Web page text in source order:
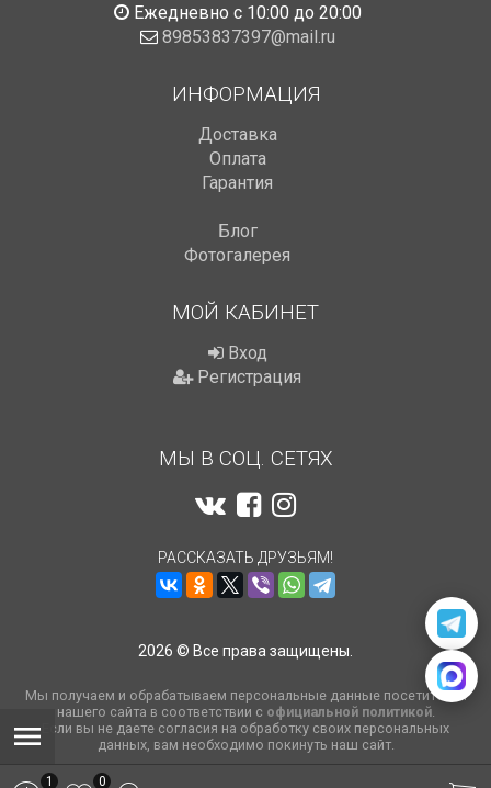
Ежедневно с 10:00 до 20:00
89853837397@mail.ru
ИНФОРМАЦИЯ
Доставка
Оплата
Гарантия
Блог
Фотогалерея
МОЙ КАБИНЕТ
Вход
Регистрация
МЫ В СОЦ. СЕТЯХ
РАССКАЗАТЬ ДРУЗЬЯМ!
2026 © Все права защищены.
Мы получаем и обрабатываем персональные данные посетителей
нашего сайта в соответствии с официальной политикой.
Если вы не даете согласия на обработку своих персональных
данных, вам необходимо покинуть наш сайт.
1 0